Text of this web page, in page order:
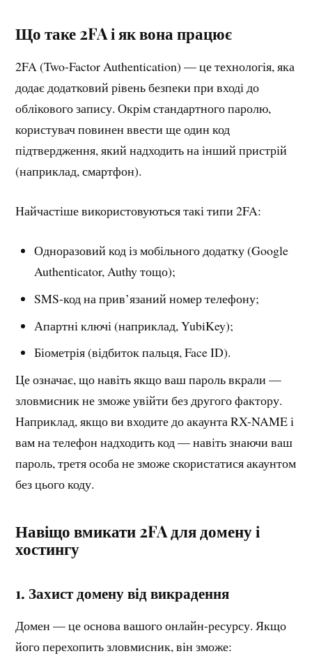
Що таке 2FA і як вона працює
2FA (Two-Factor Authentication) — це технологія, яка
додає додатковий рівень безпеки при вході до
облікового запису. Окрім стандартного паролю,
користувач повинен ввести ще один код
підтвердження, який надходить на інший пристрій
(наприклад, смартфон).
Найчастіше використовуються такі типи 2FA:
Одноразовий код із мобільного додатку (Google
Authenticator, Authy тощо);
SMS-код на прив’язаний номер телефону;
Апартні ключі (наприклад, YubiKey);
Біометрія (відбиток пальця, Face ID).
Це означає, що навіть якщо ваш пароль вкрали —
зловмисник не зможе увійти без другого фактору.
Наприклад, якщо ви входите до акаунта RX-NAME і
вам на телефон надходить код — навіть знаючи ваш
пароль, третя особа не зможе скористатися акаунтом
без цього коду.
Навіщо вмикати 2FA для домену і
хостингу
1. Захист домену від викрадення
Домен — це основа вашого онлайн-ресурсу. Якщо
його перехопить зловмисник, він зможе: